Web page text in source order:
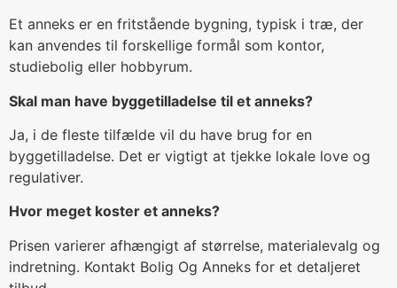
Et anneks er en fritstående bygning, typisk i træ, der
kan anvendes til forskellige formål som kontor,
studiebolig eller hobbyrum.
Skal man have byggetilladelse til et anneks?
Ja, i de fleste tilfælde vil du have brug for en
byggetilladelse. Det er vigtigt at tjekke lokale love og
regulativer.
Hvor meget koster et anneks?
Prisen varierer afhængigt af størrelse, materialevalg og
indretning. Kontakt Bolig Og Anneks for et detaljeret